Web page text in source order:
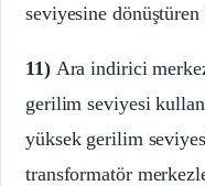
seviyesine
11)Ara indirici
gerilim seviyesi
yüksek gerilim
transformatör